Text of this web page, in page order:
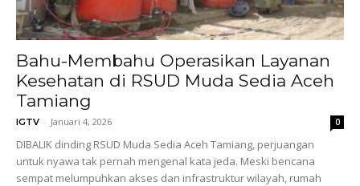
Bahu-Membahu Operasikan Layanan
Kesehatan di RSUD Muda Sedia Aceh
Tamiang
IGTV - Januari 4, 2026 0
DIBALIK dinding RSUD Muda Sedia Aceh Tamiang, perjuangan
untuk nyawa tak pernah mengenal kata jeda. Meski bencana
sempat melumpuhkan akses dan infrastruktur wilayah, rumah